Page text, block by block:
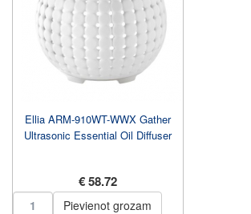
Ellia ARM-910WT-WWX Gather
Ultrasonic Essential Oil Diffuser
€ 58.72
Pievienot grozam